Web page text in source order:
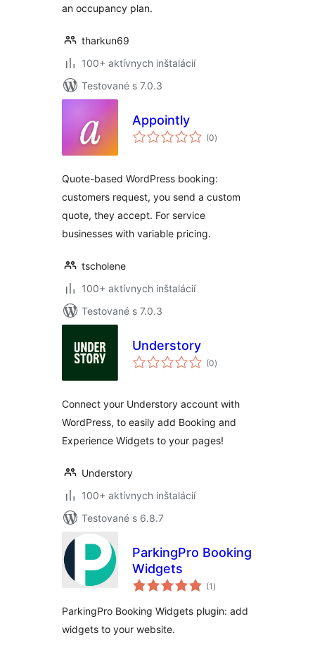
an occupancy plan.
tharkun69
100+ aktívnych inštalácií
Testované s 7.0.3
Appointly
(0celkové
hodnotenie
)
Quote-based WordPress booking:
customers request, you send a custom
quote, they accept. For service
businesses with variable pricing.
tscholene
100+ aktívnych inštalácií
Testované s 7.0.3
Understory
(0celkové
hodnotenie
)
Connect your Understory account with
WordPress, to easily add Booking and
Experience Widgets to your pages!
Understory
100+ aktívnych inštalácií
Testované s 6.8.7
ParkingPro Booking
Widgets
(1 celkové
hodnotenie
)
ParkingPro Booking Widgets plugin: add
widgets to your website.